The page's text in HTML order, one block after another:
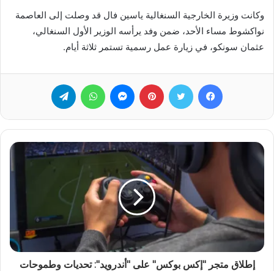
وكانت وزيرة الخارجية السنغالية ياسين فال قد وصلت إلى العاصمة
نواكشوط مساء الأحد، ضمن وفد يرأسه الوزير الأول السنغالي،
عثمان سونكو، في زيارة عمل رسمية تستمر ثلاثة أيام.
فيسبوك تويتر بينتيريست ماسنجر واتساب
إطلاق متجر "إكس بوكس" على "أندرويد": تحديات وطموحات